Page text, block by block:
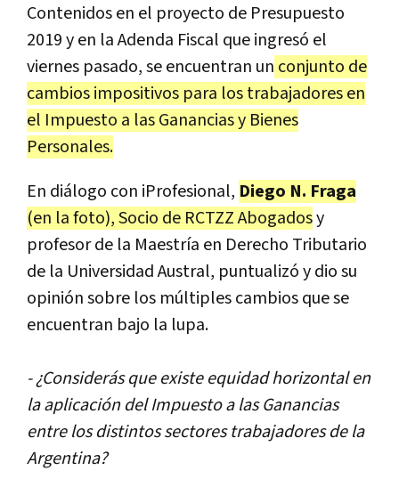
Contenidosen el proyecto de Presupuesto
2019yen laAdenda Fiscal queingresó el
viernes pasado,seencuentran un conjunto de
cambiosimpositivos para lostrabajadoresen
el Impuesto a lasGananciasy Bienes
Personales.
En diálogo con iProfesional, Diego N. Fraga
(en lafoto),Socio de RCTZZAbogadosy
profesorde la Maestría en Derecho Tributario
de la UniversidadAustral, puntualizóydiosu
opiniónsobre los múltiplescambiosquese
encuentran bajo la lupa.
- ¿Considerás que existe equidadhorizontal en
laaplicación del Impuestoa las Ganancias
entre los distintossectores trabajadores de la
Argentina?